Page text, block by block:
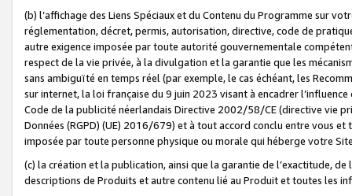
(b) l’affichage des Liens Spéciaux et du Contenu du Programme sur
réglementation, décret, permis, autorisation, directive, code de
autre exigence imposée par toute autorité gouvernementale
respect de la vie privée, à la divulgation et la garantie que les
sans ambiguïté en temps réel (par exemple, le cas échéant, les
sur internet, la loi française du 9 juin 2023 visant à encadrer
Code de la publicité néerlandais Directive 2002/58/CE (directive vie
Données (RGPD) (UE) 2016/679) et à tout accord conclu entre vous
imposée par toute personne physique ou morale qui héberge votre
(c) la création et la publication, ainsi que la garantie de l’exactitude,
descriptions de Produits et autre contenu lié au Produit et toutes les